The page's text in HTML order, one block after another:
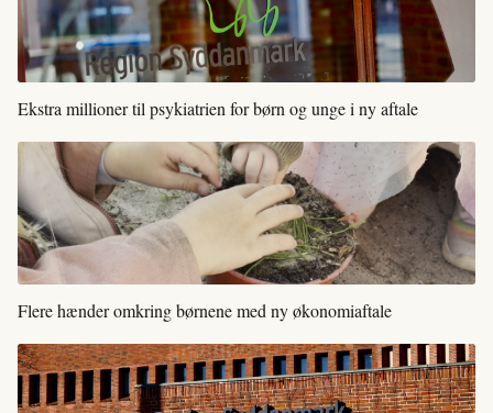
Ekstra millioner til psykiatrien for børn og unge i ny aftale
Flere hænder omkring børnene med ny økonomiaftale